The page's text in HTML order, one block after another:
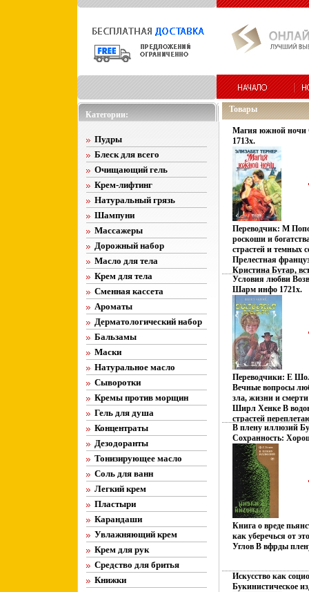
Категории:
Пудры
Блеск для всего
Очищающий гель
Крем-лифтинг
Натуральный грязь
Шампуни
Массажеры
Дорожный набор
Масло для тела
Крем для тела
Сменная кассета
Ароматы
Дерматологический набор
Бальзамы
Маски
Натуральное масло
Сыворотки
Кремы против морщин
Гель для душа
Концентраты
Дезодоранты
Тонизирующее масло
Соль для ванн
Легкий крем
Пластыри
Карандаши
Увлажняющий крем
Крем для рук
Средство для бритья
Книжки
Товары
Магия южной
1713x.
Переводчик: М
роскоши и
страстей и темных
Прелестная
Кристина Бутар,
доверенности» с
приезжает на
оказывается
жестокости
безрадостной
ЛЮБОВЬ Тайная,
Алекс аи деру,
готовому на все,
возлюбленную от
участи Автор
Turner.
Условия любви
Шарм инфо 1721x.
Переводчики: Е
Вечные вопросы
зла, жизни и
Ширл Хенке В
страстей
читбшошматель не
романтической,
захватывающей
английского
В плену иллюзий
Сохранность:
Молодая гвардия,
264 стр Тираж:
(~130х205 мм) инфо
Книга о вреде
как уберечься от
Углов В вфрды
Искусство как
Букинистическое